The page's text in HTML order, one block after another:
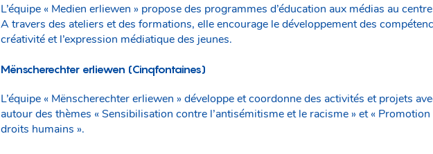
L’équipe « Medien erliewen » propose des programmes d’éducation aux médias au
A travers des ateliers et des formations, elle encourage le développement des
créativité et l’expression médiatique des jeunes.
Mënscherechter erliewen (Cinqfontaines)
L’équipe « Mënscherechter erliewen » développe et coordonne des activités et projets
autour des thèmes « Sensibilisation contre l’antisémitisme et le racisme » et «
droits humains ».